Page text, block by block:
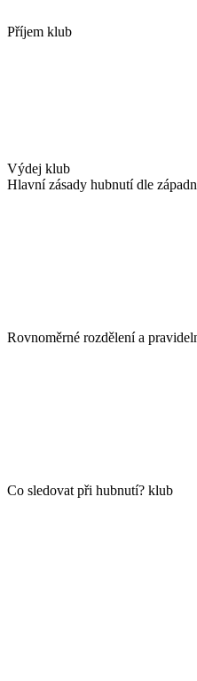
Příjem klub
Výdej klub
Hlavní zásady hubnutí dle
Rovnoměrné rozdělení a
Co sledovat při hubnutí? klub